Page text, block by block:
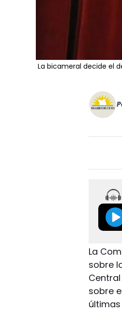
La bicameral decide el
La
sobre
sobre